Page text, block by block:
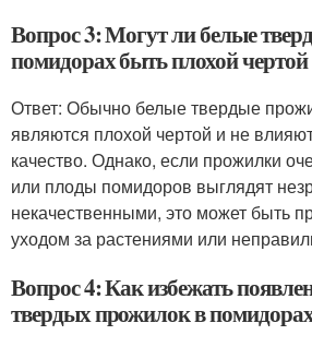
Вопрос 3: Могут ли белые
помидорах быть плохой чертой
Ответ: Обычно белые твердые
являются плохой чертой и не
качество. Однако, если прожилки
или плоды помидоров выглядят
некачественными, это может быть
уходом за растениями или
Вопрос 4: Как избежать
твердых прожилок в